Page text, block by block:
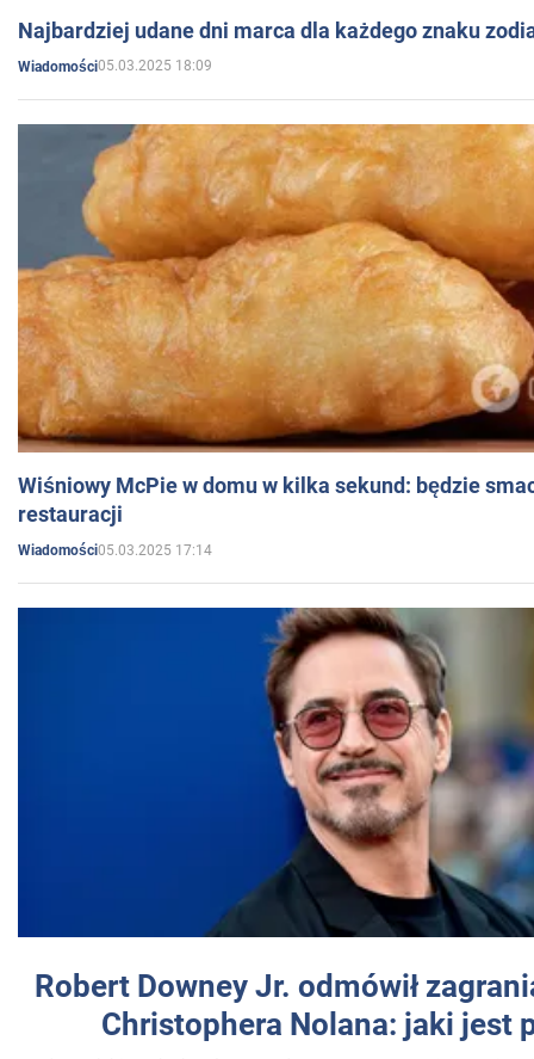
Najbardziej udane dni marca dla każdego znaku
Wiadomości05.03.2025 18:09
Wiśniowy McPie w domu w kilka sekund: będzie
restauracji
Wiadomości05.03.2025 17:14
Robert Downey Jr. odmówił
Christophera Nolana: jaki jest